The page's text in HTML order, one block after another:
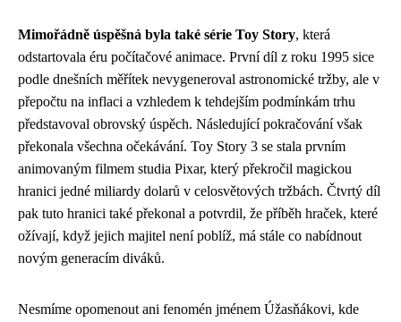
Mimořádně úspěšná byla také série Toy Story, která
odstartovala éru počítačové animace. První díl z roku 1995 sice
podle dnešních měřítek nevygeneroval astronomické tržby, ale v
přepočtu na inflaci a vzhledem k tehdejším podmínkám trhu
představoval obrovský úspěch. Následující pokračování však
překonala všechna očekávání. Toy Story 3 se stala prvním
animovaným filmem studia Pixar, který překročil magickou
hranici jedné miliardy dolarů v celosvětových tržbách. Čtvrtý díl
pak tuto hranici také překonal a potvrdil, že příběh hraček, které
ožívají, když jejich majitel není poblíž, má stále co nabídnout
novým generacím diváků.
Nesmíme opomenout ani fenomén jménem Úžasňákovi, kde